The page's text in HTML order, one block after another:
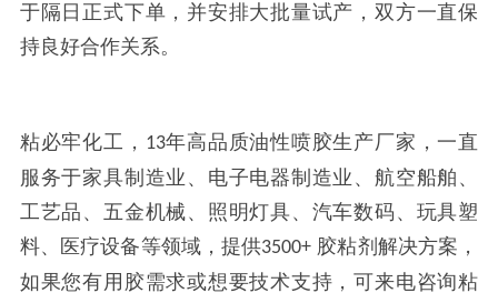
于隔日正式下单，并安排大批量试产，双方一直保
持良好合作关系。
粘必牢化工， 13年高品质油性喷胶生产厂家 ，一直
服务于家具制造业、电子电器制造业、航空船舶、
工艺品、五金机械、照明灯具、汽车数码、玩具塑
料、医疗设备等领域，提供3500+ 胶粘剂解决方案，
如果您有用胶需求或想要技术支持，可来电咨询粘